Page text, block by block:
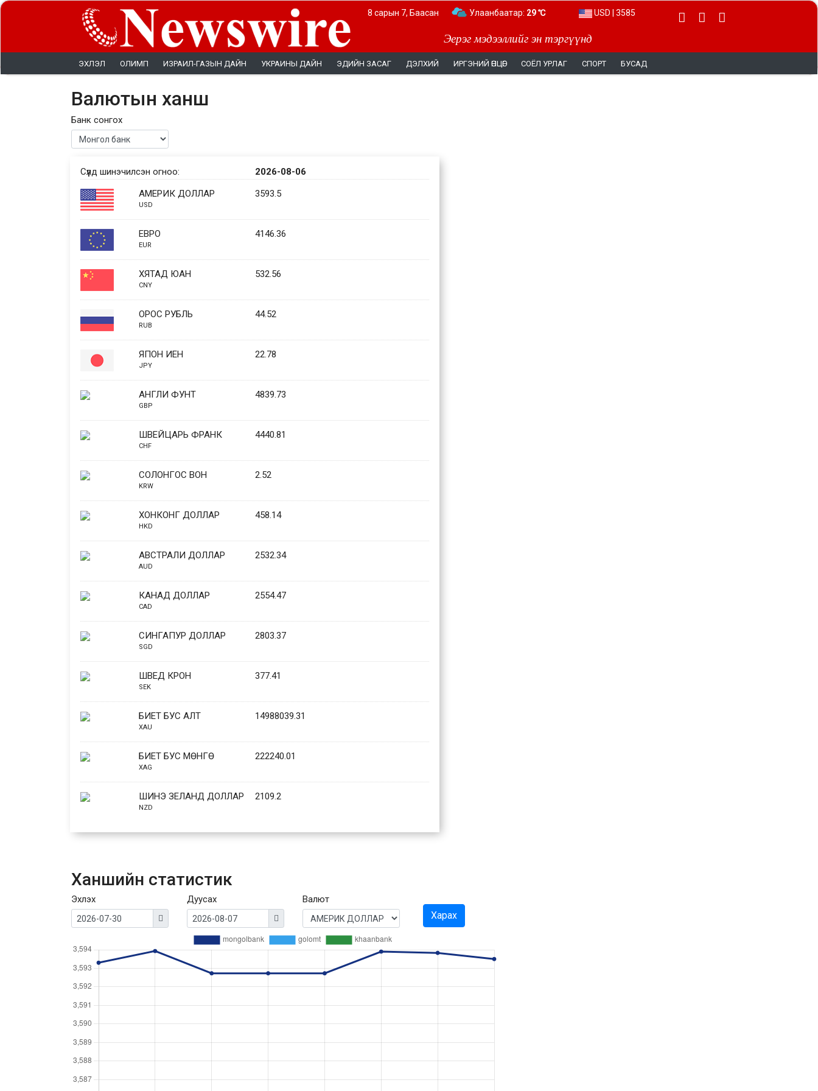
Эерэг мэдээллийг эн тэргүүнд
8 сарын 7, Баасан Дархан:34 ℃
Улаанбаатар: 29 ℃ EUR | 4065
ЭХЛЭЛ ОЛИМП ИЗРАИЛ-ГАЗЫН ДАЙН УКРАИНЫ ДАЙН ЭДИЙН ЗАСАГ ДЭЛХИЙ ИРГЭНИЙ ӨНЦӨГ СОЁЛ УРЛАГ СПОРТ БУСАД
Валютын ханш
Банк сонгох
Сүүлд шинэчилсэн огноо:
2026-08-06
АМЕРИК ДОЛЛАР
USD
3593.5
EВРО
EUR
4146.36
ХЯТАД ЮАН
CNY
532.56
ОРОС РУБЛЬ
RUB
44.52
ЯПОН ИЕН
JPY
22.78
АНГЛИ ФУНТ
GBP
4839.73
ШВЕЙЦАРЬ ФРАНК
CHF
4440.81
СОЛОНГОС ВОН
KRW
2.52
ХОНКОНГ ДОЛЛАР
HKD
458.14
АВСТРАЛИ ДОЛЛАР
AUD
2532.34
КАНАД ДОЛЛАР
CAD
2554.47
СИНГАПУР ДОЛЛАР
SGD
2803.37
ШВЕД КРОН
SEK
377.41
БИЕТ БУС АЛТ
XAU
14988039.31
БИЕТ БУС МӨНГӨ
XAG
222240.01
ШИНЭ ЗЕЛАНД ДОЛЛАР
NZD
2109.2
Ханшийн статистик
Эхлэх Дуусах Валют
Харах